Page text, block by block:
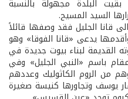
بقيت البلدة مجهولة بالنسبة
السيد المسيح.
قانا الجليل فقد وصفها قائلاً
يدعى «قانا الفوقا» وهو
القديمة لبناء بيوت جديدة في
باسم «النبي الجليل» وفي
من الروم الكاثوليك وعددهم
يوسف وتجاورها كنيسة صغيرة